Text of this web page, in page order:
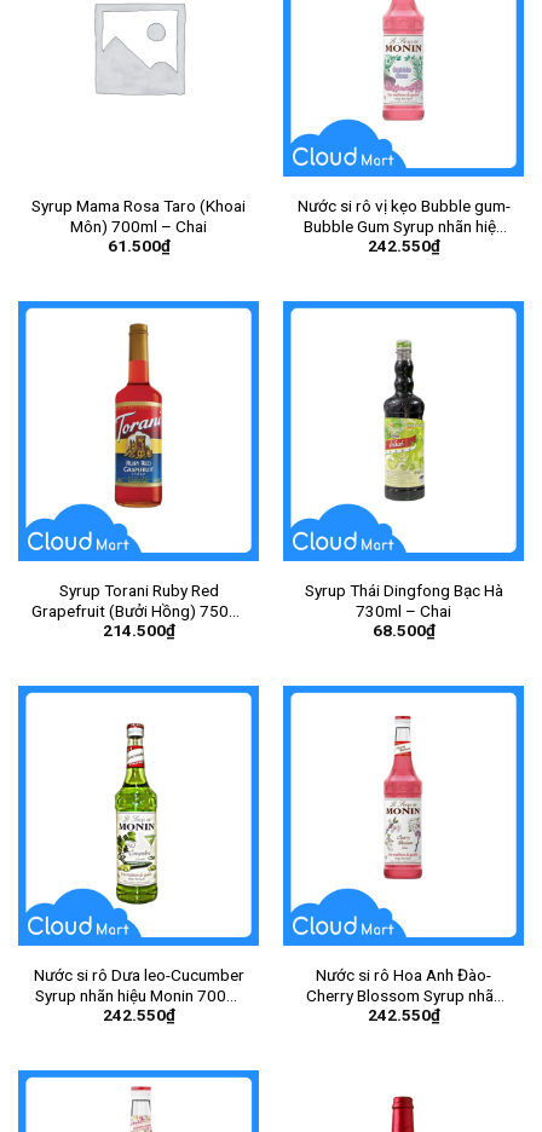
Syrup Mama Rosa Taro (Khoai
Môn) 700ml – Chai
61.500₫
Nước si rô vị kẹo Bubble gum-
Bubble Gum Syrup nhãn hiệu
Monin 700ml – Chai
242.550₫
Syrup Torani Ruby Red
Grapefruit (Bưởi Hồng) 750ml
– Chai
214.500₫
Syrup Thái Dingfong Bạc Hà
730ml – Chai
68.500₫
Nước si rô Dưa leo-Cucumber
Syrup nhãn hiệu Monin 700ml
– Chai
242.550₫
Nước si rô Hoa Anh Đào-
Cherry Blossom Syrup nhãn
hiệu Monin 700ml – Chai
242.550₫